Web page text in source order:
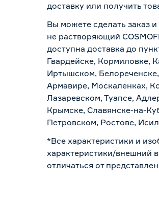
доставку или получить
Вы можете сделать заказ
не растворяющий
доступна доставка до
Гвардейске, Кормиловке,
Иртышском,
Армавире, Москаленках,
Лазаревском, Туапсе,
Крымске, Славянске-на-
Петровском, Ростове,
*Все характеристики и
характеристики/внешний
отличаться от